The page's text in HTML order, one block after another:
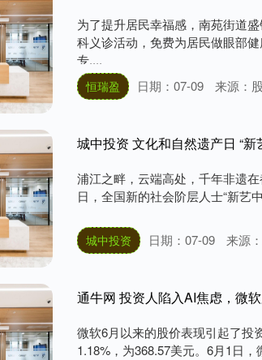
为了提升居民幸福感，南苑街道
科义诊活动，免费为居民做眼部
专....
恒瑞盈 日期：07-09 来源：
城中投资 文化和自然遗产日 “新
浦江之畔，云端高处，千年非遗
日，全国新的社会阶层人士“新艺
城中投资 日期：07-09 来源
通牛网 投资人陷入AI焦虑，微
微软6月以来的股价表现引起了投
1.18%，为368.57美元。6月1日